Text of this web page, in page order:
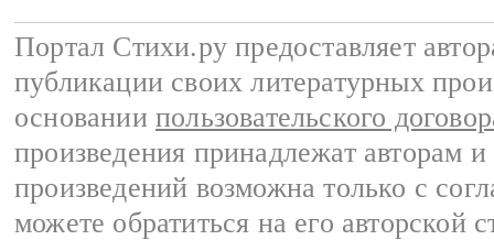
Портал Стихи.ру предоставляет
публикации своих литературных
основании пользовательского
произведения принадлежат авторам
произведений возможна только с
можете обратиться на его авторской